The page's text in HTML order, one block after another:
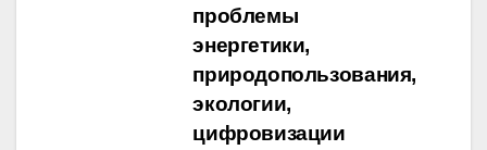
проблемы
энергетики,
природопользования,
экологии,
цифровизации